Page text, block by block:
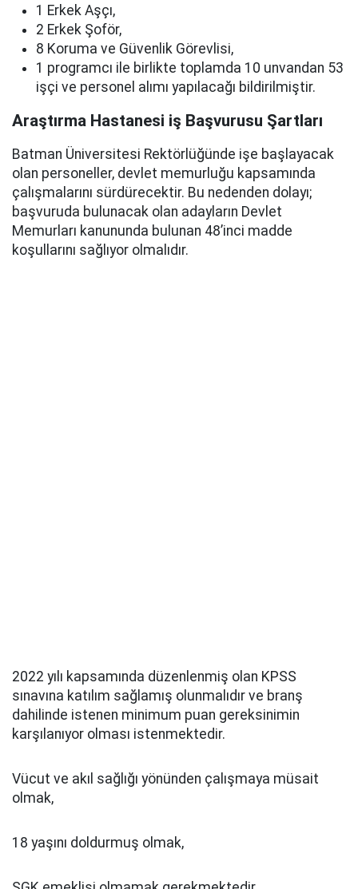
1 Erkek Aşçı,
2 Erkek Şoför,
8 Koruma ve Güvenlik Görevlisi,
1 programcı ile birlikte toplamda 10 unvandan 53
işçi ve personel alımı yapılacağı bildirilmiştir.
Araştırma Hastanesi iş Başvurusu Şartları
Batman Üniversitesi Rektörlüğünde işe başlayacak
olan personeller, devlet memurluğu kapsamında
çalışmalarını sürdürecektir. Bu nedenden dolayı;
başvuruda bulunacak olan adayların Devlet
Memurları kanununda bulunan 48’inci madde
koşullarını sağlıyor olmalıdır.
2022 yılı kapsamında düzenlenmiş olan KPSS
sınavına katılım sağlamış olunmalıdır ve branş
dahilinde istenen minimum puan gereksinimin
karşılanıyor olması istenmektedir.
Vücut ve akıl sağlığı yönünden çalışmaya müsait
olmak,
18 yaşını doldurmuş olmak,